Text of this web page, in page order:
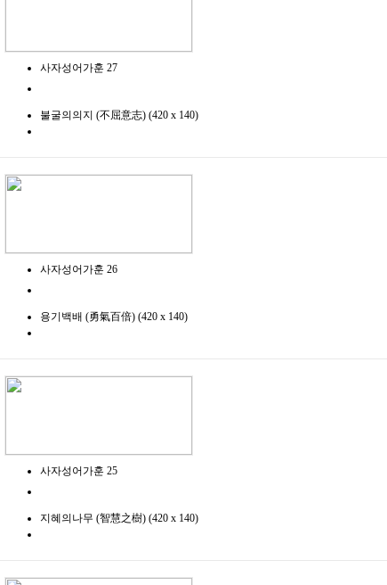
사자성어가훈 27
불굴의의지 (不屈意志) (420 x 140)
사자성어가훈 26
용기백배 (勇氣百倍) (420 x 140)
사자성어가훈 25
지혜의나무 (智慧之樹) (420 x 140)